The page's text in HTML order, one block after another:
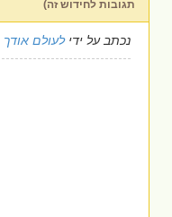
תגובות לחידוש זה)
נכתב על ידילעולם אודך